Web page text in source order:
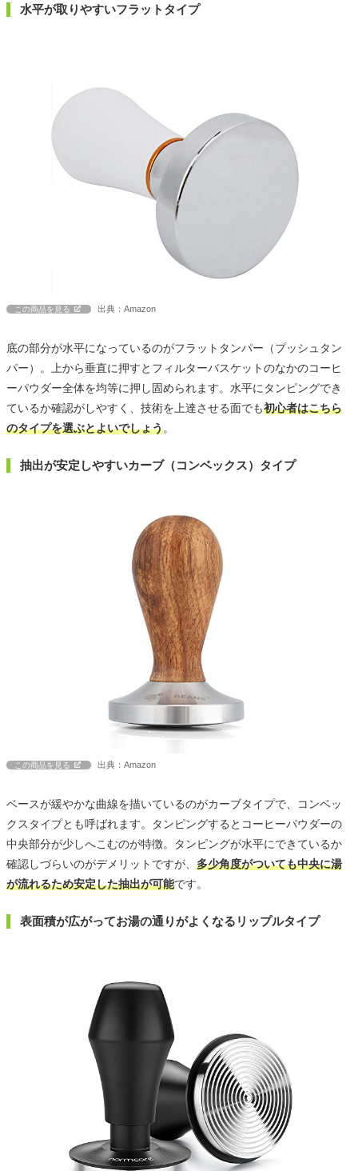
水平が取りやすいフラットタイプ
この商品を見る 出典：Amazon
底の部分が水平になっているのがフラットタンパー（プッシュタン
パー）。上から垂直に押すとフィルターバスケットのなかのコーヒ
ーパウダー全体を均等に押し固められます。水平にタンピングでき
ているか確認がしやすく、技術を上達させる面でも初心者はこちら
のタイプを選ぶとよいでしょう。
抽出が安定しやすいカーブ（コンベックス）タイプ
この商品を見る 出典：Amazon
ベースが緩やかな曲線を描いているのがカーブタイプで、コンベッ
クスタイプとも呼ばれます。タンピングするとコーヒーパウダーの
中央部分が少しへこむのが特徴。タンピングが水平にできているか
確認しづらいのがデメリットですが、 多少角度がついても中央に湯
が流れるため安定した抽出が可能です。
表面積が広がってお湯の通りがよくなるリップルタイプ